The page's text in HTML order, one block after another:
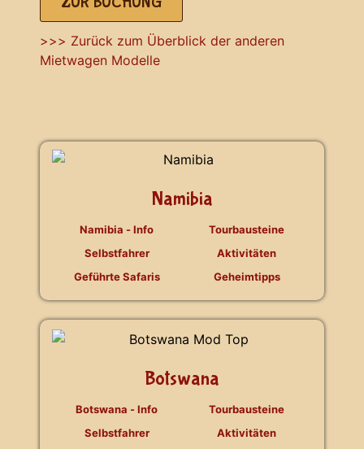
>>> Zurück zum Überblick der anderen
Mietwagen Modelle
Namibia
Namibia - Info
Selbstfahrer
Geführte Safaris
Tourbausteine
Aktivitäten
Geheimtipps
Botswana
Botswana - Info
Selbstfahrer
Tourbausteine
Aktivitäten